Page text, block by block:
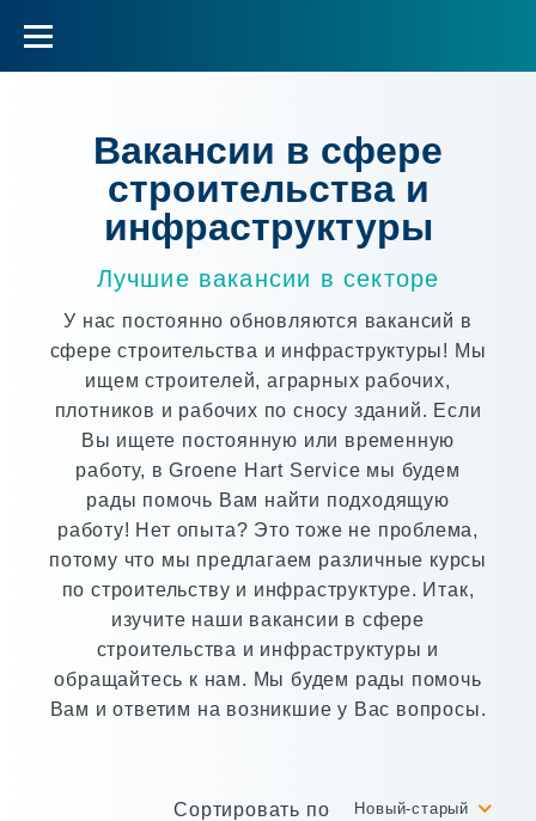
Вакансии в сфере
строительства и
инфраструктуры
Лучшие вакансии в секторе
У нас постоянно обновляются вакансий в
сфере строительства и инфраструктуры! Мы
ищем строителей, аграрных рабочих,
плотников и рабочих по сносу зданий. Если
Вы ищете постоянную или временную
работу, в Groene Hart Service мы будем
рады помочь Вам найти подходящую
работу! Нет опыта? Это тоже не проблема,
потому что мы предлагаем различные курсы
по строительству и инфраструктуре. Итак,
изучите наши вакансии в сфере
строительства и инфраструктуры и
обращайтесь к нам. Мы будем рады помочь
Вам и ответим на возникшие у Вас вопросы.
Сортировать по Новый-старый